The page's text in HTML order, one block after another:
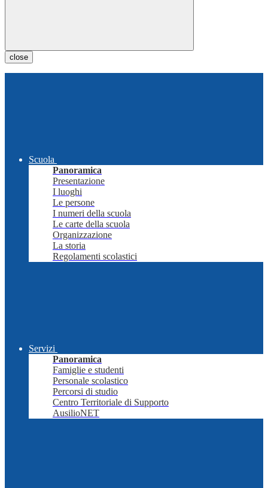
close
Scuola
Panoramica
Presentazione
I luoghi
Le persone
I numeri della scuola
Le carte della scuola
Organizzazione
La storia
Regolamenti scolastici
Servizi
Panoramica
Famiglie e studenti
Personale scolastico
Percorsi di studio
Centro Territoriale di Supporto
AusilioNET